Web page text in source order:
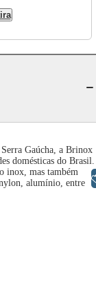
Gaúcha, a Brinox
domésticas do Brasil.
inox, mas também
alumínio, entre
Libras